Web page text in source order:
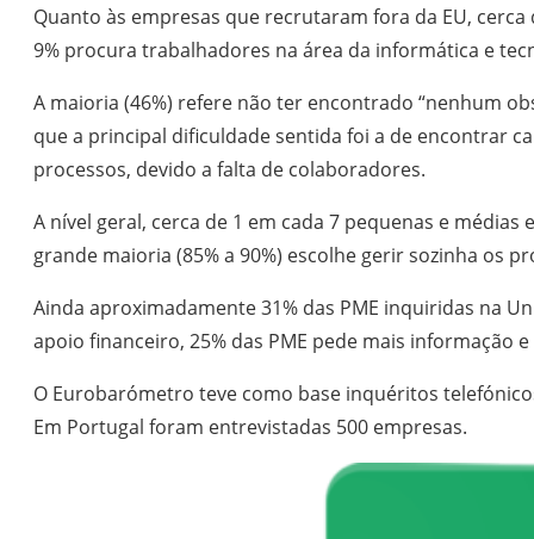
Quanto às empresas que recrutaram fora da EU,
9% procura trabalhadores na área da informática e
A maioria (46%) refere não ter encontrado “nenhum
que a principal dificuldade sentida foi a de encontrar
processos, devido a falta de colaboradores.
A nível geral, cerca de 1 em cada 7 pequenas e
grande maioria (85% a 90%) escolhe gerir sozinha os
Ainda aproximadamente 31% das PME inquiridas na
apoio financeiro, 25% das PME pede mais
O Eurobarómetro teve como base inquéritos
Em Portugal foram entrevistadas 500 empresas.